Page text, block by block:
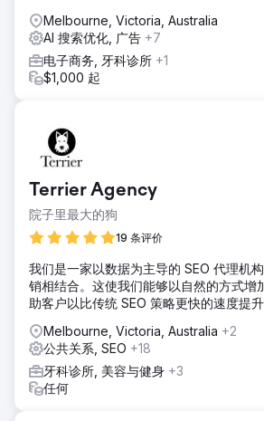
Melbourne, Victoria, Australia
AI 搜索优化, 广告 +7
电子商务, 牙科诊所 +1
$1,000 起
Terrier Agency
院子里最大的狗
19 条评价
我们是一家以数据为主导的 SEO 代理机
销相结合。这使我们能够以自然的方式增
助客户以比传统 SEO 策略更快的速度提升
Melbourne, Victoria, Australia +2
公共关系, SEO +18
牙科诊所, 美容与健身 +3
任何